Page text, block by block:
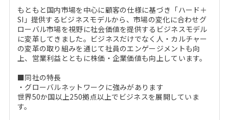
もともと国内市場を中心に顧客の仕様に基づき「ハード＋
SI」提供するビジネスモデルから、市場の変化に合わせグ
ローバル市場を視野に社会価値を提供するビジネスモデル
に変革してきました。ビジネスだけでなく人・カルチャー
の変革の取り組みを通じて社員のエンゲージメントも向
上、営業利益とともに株価・企業価値も向上しています。
■同社の特長
・グローバルネットワークに強みがあります
世界50か国以上250拠点以上でビジネスを展開していま
す。